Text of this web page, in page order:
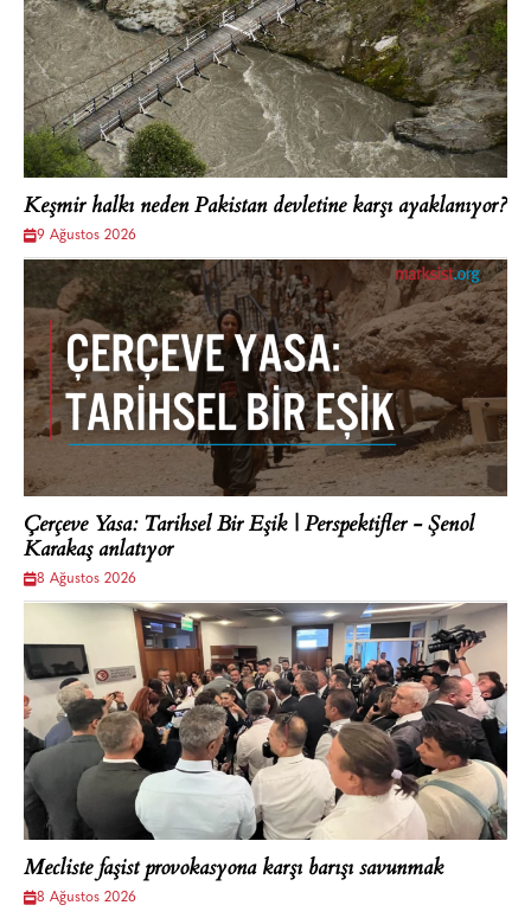
Keşmir halkı neden Pakistan devletine karşı ayaklanıyor?
9 Ağustos 2026
Çerçeve Yasa: Tarihsel Bir Eşik | Perspektifler - Şenol
Karakaş anlatıyor
8 Ağustos 2026
Mecliste faşist provokasyona karşı barışı savunmak
8 Ağustos 2026